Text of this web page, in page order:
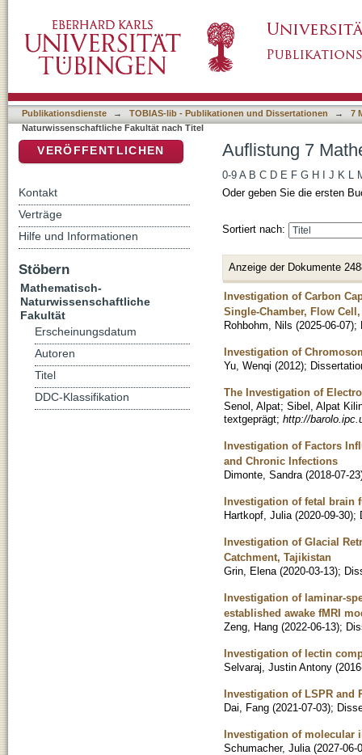
Publikationsdienste → TOBIAS-lib - Publikationen und Dissertationen →
7
Naturwissenschaftliche Fakultät nach Titel
Auflistung 7
0-9 A B C D E F G H J K L
Oder geben Sie die ersten
Sortiert nach:
Anzeige der Dokumente
Investigation of Carbon
Single-Chamber, Flow
Rohbohm, Nils (2025-06-07);
Investigation of
Yu, Wenqi (2012);
The Investigation of
Senol, Alpat; Sibel, Alpat
textgeprägt; http://
Investigation of Factors
and Chronic Infections
Dimonte, Sandra (2018-07-23
Investigation of fetal brain
Hartkopf, Julia (2020-09-30);
Investigation of Glacial
Catchment, Tajikistan
Grin, Elena (2020-03-13);
Investigation of laminar-
established awake fMRI
Zeng, Hang (2022-06-13);
Investigation of lectin
Selvaraj, Justin Antony (
Investigation of LSPR and
Dai, Fang (2021-07-03);
Investigation of molecular
Schumacher, Julia (2027-06-
VERÖFFENTLICHEN
Kontakt
Verträge
Hilfe und Informationen
Stöbern
Mathematisch-
Naturwissenschaftliche
Fakultät
Erscheinungsdatum
Autoren
Titel
DDC-Klassifikation